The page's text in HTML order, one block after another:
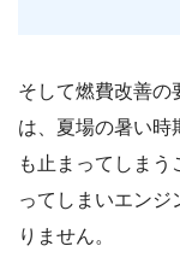
そして燃費改善の
は、夏場の暑い時
も止まってしま
ってしまいエンジ
りません。